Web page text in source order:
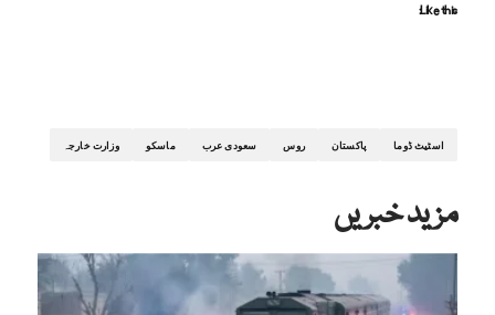
Like this:
اسٹیٹ ڈوما پاکستان روس سعودی عرب ماسکو وزارت خارجہ
مزید خبریں